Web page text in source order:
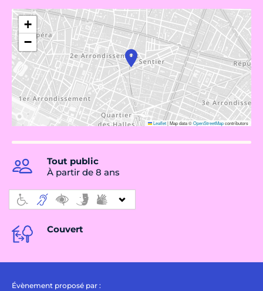
+
−
Leaflet|Map data ©OpenStreetMapcontributors
Tout public
À partir de 8 ans
Couvert
Évènement proposé par :